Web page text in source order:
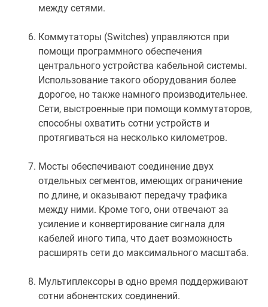
между сетями.
Коммутаторы (Switches) управляются при
помощи программного обеспечения
центрального устройства кабельной системы.
Использование такого оборудования более
дорогое, но также намного производительнее.
Сети, выстроенные при помощи коммутаторов,
способны охватить сотни устройств и
протягиваться на несколько километров.
Мосты обеспечивают соединение двух
отдельных сегментов, имеющих ограничение
по длине, и оказывают передачу трафика
между ними. Кроме того, они отвечают за
усиление и конвертирование сигнала для
кабелей иного типа, что дает возможность
расширять сети до максимального масштаба.
Мультиплексоры в одно время поддерживают
сотни абонентских соединений.